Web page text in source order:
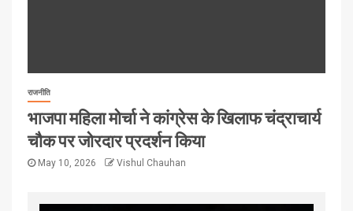
राजनीति
भाजपा महिला मोर्चा ने कांग्रेस के खिलाफ चंद्राचार्य
चौक पर जोरदार प्रदर्शन किया
May 10, 2026 Vishul Chauhan